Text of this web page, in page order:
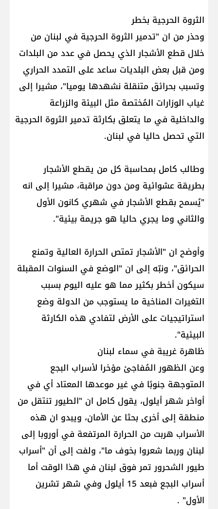
الثروة الحرجية بخطر
وحذر من ان "تدمير الثروة الحرجية في لبنان من
خلال قطع الأشجار الذي يحصل في عدد من البلدات
ومن قبل بعض البلديات ساعد على التمدد الحراري
وتسبب بحرائق متنقلة نشهدها يوميا"، مشيرا إلى
غياب الوزارات المُختصة مثل البيئة والزراعة
والداخلية في ما يتعلق بكارثة تدمير الثروة الحرجية
التي تحصل حاليا في لبنان.
وطالب كامل بمحاسبة كل من يقطع الأشجار
بطريقة عشوائية ومن دون مراقبة، مشيرا إلى انه
"يُسمح بقطع الأشجار في شهري كانون الأول
والثاني وما يجري حاليا هو جريمة بيئية".
وأوضح ان "الأشجار تمتص الحرارة العالية وتمنع
الحرائق"، ونبّه إلى ان "الوضع في السنوات المقبلة
سيكون أخطر بكثير مما هو عليه اليوم بسبب
التغيرات المناخية ما يستوجب من الدولة وضع
استراتيجيات على الأرض لتفادي هذه الكارثة
البيئية".
ظاهرة غريبة في سماء لبنان
وعن الظهور المُفاجئ مؤخرا لأسراب البجع
المتوجهة جنوبًا في غير موعدها المعتاد أي في
أواخر شهر أيلول، يقول كامل ان "الطيور تنتقل من
منطقة إلى أخرى بحثا عن الأمان، ويبدو ان هذه
الأسراب هربت من الحرارة المرتفعة في أوروبا إلى
لبنان وربما شعروا بخوف ما"، ولفت إلى أن "أسراب
طيور الشحرور تمر فوق لبنان في هذا الوقت أما
أسراب البجع فبعد 15 أيلول وفي شهر تشرين
الأول" .